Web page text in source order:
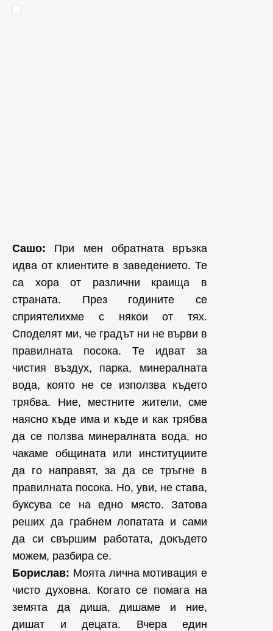
Сашо: При мен обратната връзка
идва от клиентите в заведението. Те
са хора от различни краища в
страната. През годините се
сприятелихме с някои от тях.
Споделят ми, че градът ни не върви в
правилната посока. Те идват за
чистия въздух, парка, минералната
вода, която не се използва където
трябва. Ние, местните жители, сме
наясно къде има и къде и как трябва
да се ползва минералната вода, но
чакаме общината или институциите
да го направят, за да се тръгне в
правилната посока. Но, уви, не става,
буксува се на едно място. Затова
реших да грабнем лопатата и сами
да си свършим работата, докъдето
можем, разбира се.
Борислав: Моята лична мотивация е
чисто духовна. Когато се помага на
земята да диша, дишаме и ние,
дишат и децата. Вчера един